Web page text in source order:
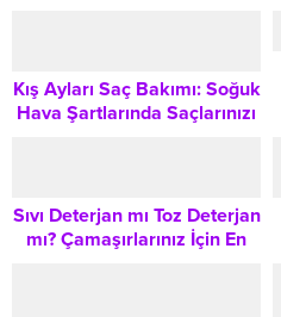
Kış Ayları Saç Bakımı: Soğuk
Hava Şartlarında Saçlarınızı
Sıvı Deterjan mı Toz Deterjan
mı? Çamaşırlarınız İçin En